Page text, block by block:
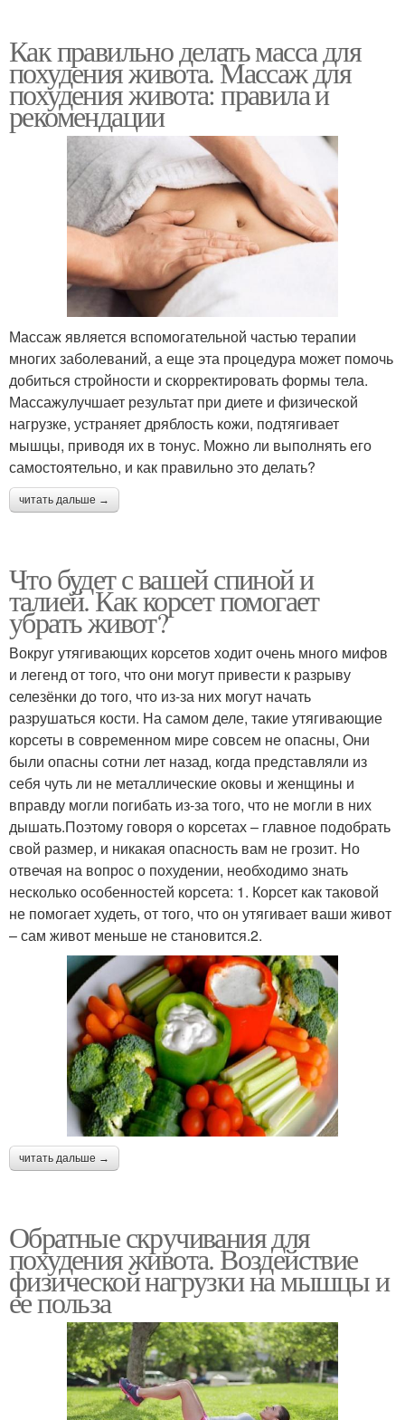
Как правильно делать масса для
похудения живота. Массаж для
похудения живота: правила и
рекомендации
Массаж является вспомогательной частью терапии
многих заболеваний, а еще эта процедура может помочь
добиться стройности и скорректировать формы тела.
Массажулучшает результат при диете и физической
нагрузке, устраняет дряблость кожи, подтягивает
мышцы, приводя их в тонус. Можно ли выполнять его
самостоятельно, и как правильно это делать?
читать дальше →
Что будет с вашей спиной и
талией. Как корсет помогает
убрать живот?
Вокруг утягивающих корсетов ходит очень много мифов
и легенд от того, что они могут привести к разрыву
селезёнки до того, что из-за них могут начать
разрушаться кости. На самом деле, такие утягивающие
корсеты в современном мире совсем не опасны, Они
были опасны сотни лет назад, когда представляли из
себя чуть ли не металлические оковы и женщины и
вправду могли погибать из-за того, что не могли в них
дышать.Поэтому говоря о корсетах – главное подобрать
свой размер, и никакая опасность вам не грозит. Но
отвечая на вопрос о похудении, необходимо знать
несколько особенностей корсета: 1. Корсет как таковой
не помогает худеть, от того, что он утягивает ваши живот
– сам живот меньше не становится.2.
читать дальше →
Обратные скручивания для
похудения живота. Воздействие
физической нагрузки на мышцы и
ее польза